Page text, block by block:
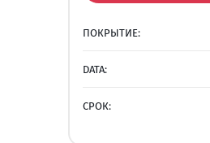
ПОКРЫТИЕ:
DATA:
СРОК: